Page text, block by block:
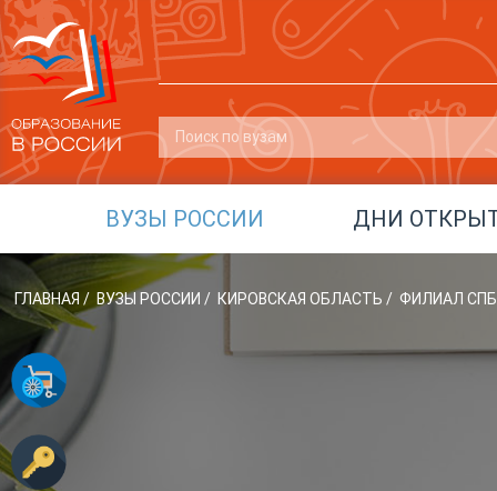
ВУЗЫ РОССИИ ДНИ
ГЛАВНАЯ / ВУЗЫ РОССИИ / КИРОВСКАЯ ОБЛАСТЬ / ФИЛИАЛ